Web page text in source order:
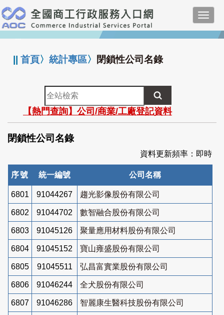
跳
到
主
要
:::
||首頁〉統計專區〉 閉鎖性公司名錄
全
站
檢
索
【熱門查詢】公司/商業/工廠登記資料
閉鎖性公司名錄
資料更新頻率：即時
序號 統一編號 公司名稱
6801 91044267 趨光影像股份有限公司
6802 91044702 數智融合股份有限公司
6803 91045126 聚量應用材料股份有限公司
6804 91045152 寶山雍盛股份有限公司
6805 91045511 弘昌富實業股份有限公司
6806 91046244 全犬股份有限公司
6807 91046286 智麗康生醫科技股份有限公司